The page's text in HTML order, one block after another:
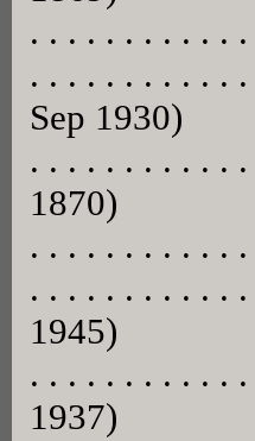
. . . . . . . . . . .
. . . . . . . . . . .
Sep 1930)
. . . . . . . . . . .
1870)
. . . . . . . . . . .
. . . . . . . . . . .
1945)
. . . . . . . . . . .
1937)